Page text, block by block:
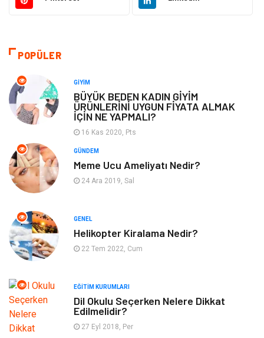
Alışveriş
Otomotiv
Eğitim Kurumları Yapı İnşaat
Güzellik Mobilya
Bahçe Ev Maden ve Metal
Finans & Ekonomi
Plastik
Tekstil
POPÜLER
GIYIM
BÜYÜK BEDEN KADIN GİYİM
ÜRÜNLERİNİ UYGUN FİYATA ALMAK
İÇİN NE YAPMALI?
16 Kas 2020, Pts
GÜNDEM
Meme Ucu Ameliyatı Nedir?
24 Ara 2019, Sal
GENEL
Helikopter Kiralama Nedir?
22 Tem 2022, Cum
EĞITIM KURUMLARI
Dil Okulu Seçerken Nelere Dikkat
Edilmelidir?
27 Eyl 2018, Per